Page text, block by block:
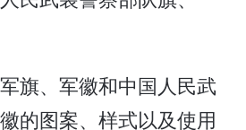
旗、军徽和中国人民武
的图案、样式以及使用